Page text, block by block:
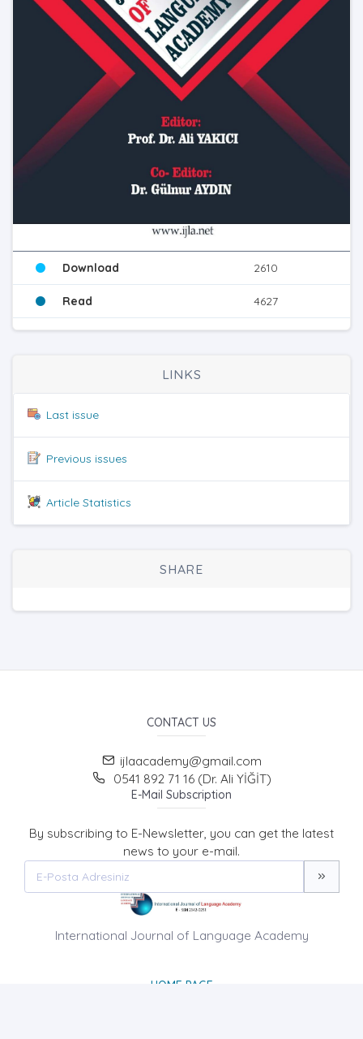
Download 2610
Read 4627
LINKS
Last issue
Previous issues
Article Statistics
SHARE
CONTACT US
ijlaacademy@gmail.com
0541 892 71 16 (Dr. Ali YİĞİT)
E-Mail Subscription
By subscribing to E-Newsletter, you can get the latest
news to your e-mail.
International Journal of Language Academy
HOME PAGE